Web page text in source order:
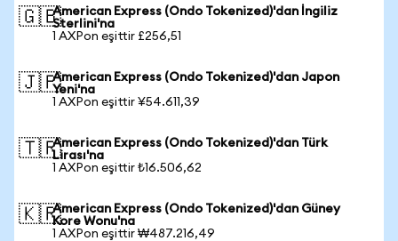
🇬🇧American Express (Ondo Tokenized)'dan İngiliz
Sterlini'na
1 AXPon eşittir £256,51
🇯🇵American Express (Ondo Tokenized)'dan Japon
Yeni'na
1 AXPon eşittir ¥54.611,39
🇹🇷American Express (Ondo Tokenized)'dan Türk
Lirası'na
1 AXPon eşittir ₺16.506,62
🇰🇷American Express (Ondo Tokenized)'dan Güney
Kore Wonu'na
1 AXPon eşittir ₩487.216,49